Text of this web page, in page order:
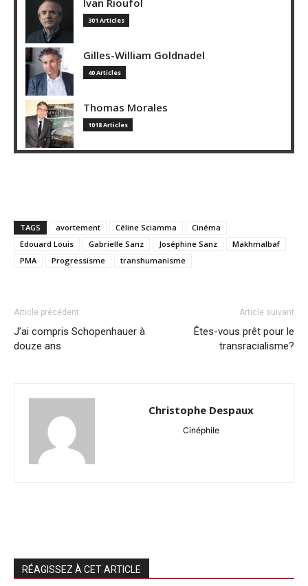
301 Articles
Gilles-William Goldnadel
40 Articles
Thomas Morales
1018 Articles
TAGS avortement Céline Sciamma
Cinéma
Edouard Louis
Gabrielle Sanz Joséphine Sanz
Makhmalbaf
PMA
Progressisme transhumanisme
Article précédent
J’ai compris Schopenhauer à
douze ans
Article suivant
Êtes-vous prêt pour le
transracialisme?
Christophe Despaux
Cinéphile
RÉAGISSEZ À CET ARTICLE